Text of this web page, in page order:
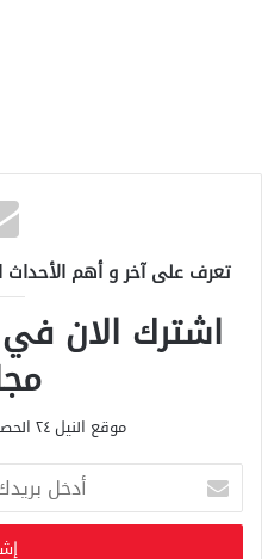
تعرف على آخر و أهم الأحداث
اشترك الان في
موقع النيل ٢٤ الحصري علي مدار الساعة
خ